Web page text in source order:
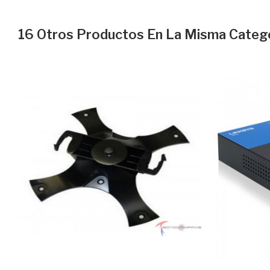
16 Otros Productos En La Misma